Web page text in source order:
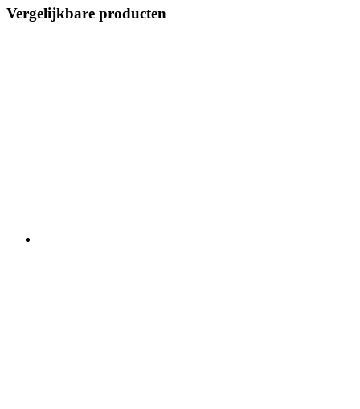
Vergelijkbare producten